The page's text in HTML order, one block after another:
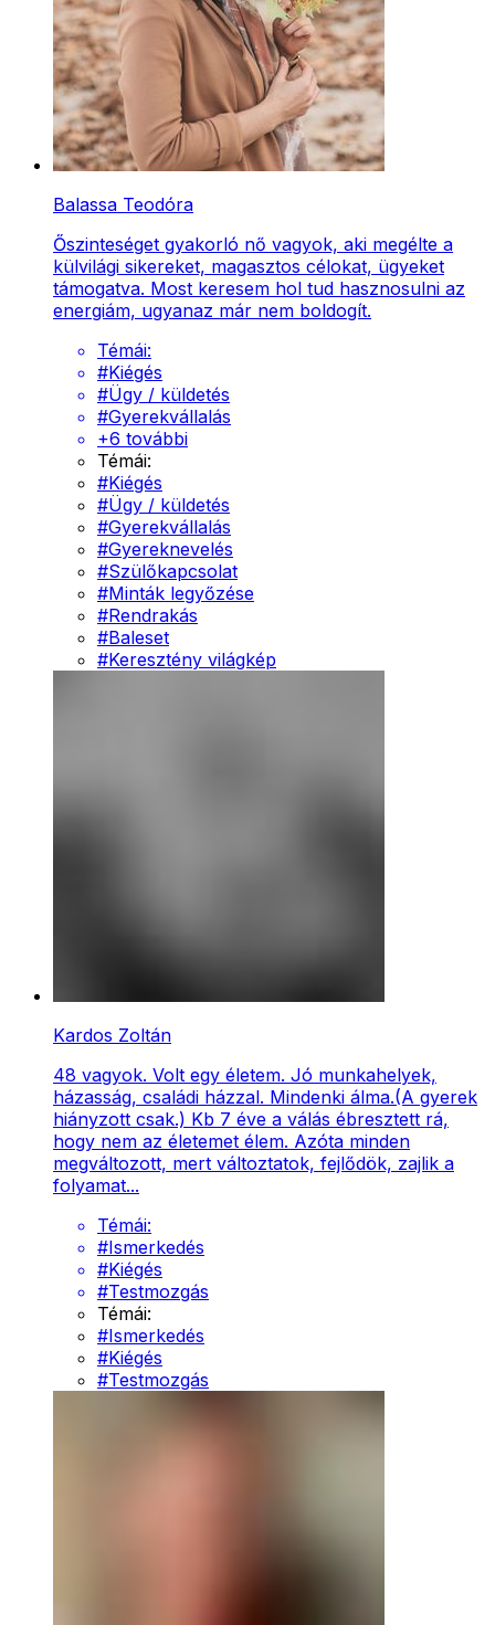
Balassa Teodóra
Őszinteséget gyakorló nő vagyok, aki megélte a
külvilági sikereket, magasztos célokat, ügyeket
támogatva. Most keresem hol tud hasznosulni az
energiám, ugyanaz már nem boldogít.
Témái:
#Kiégés
#Ügy / küldetés
#Gyerekvállalás
+6 további
Témái:
#Kiégés
#Ügy / küldetés
#Gyerekvállalás
#Gyereknevelés
#Szülőkapcsolat
#Minták legyőzése
#Rendrakás
#Baleset
#Keresztény világkép
Kardos Zoltán
48 vagyok. Volt egy életem. Jó munkahelyek,
házasság, családi házzal. Mindenki álma.(A gyerek
hiányzott csak.) Kb 7 éve a válás ébresztett rá,
hogy nem az életemet élem. Azóta minden
megváltozott, mert változtatok, fejlődök, zajlik a
folyamat...
Témái:
#Ismerkedés
#Kiégés
#Testmozgás
Témái:
#Ismerkedés
#Kiégés
#Testmozgás